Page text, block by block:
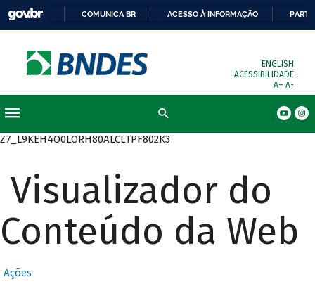
COMUNICA BR ACESSO À INFORMAÇÃO
ENGLISH
ACESSIBILIDADE
A+ A-
Z7_L9KEH4O0LORH80ALCLTPF802K3
Visualizador do
Conteúdo da Web
Ações